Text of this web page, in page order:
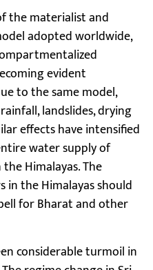
the materialist and
adopted worldwide,
evident
to the same model,
landslides, drying
effects have intensified
water supply of
Himalayas. The
in the Himalayas should
for Bharat and other
considerable turmoil in